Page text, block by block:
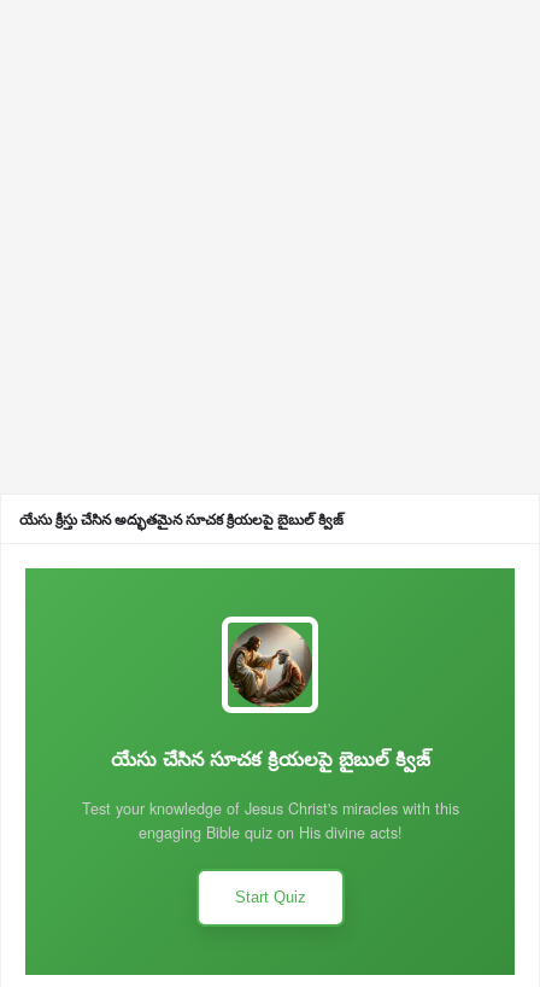
యేసు క్రీస్తు చేసిన అద్భుతమైన సూచక క్రియలపై బైబుల్ క్విజ్
యేసు చేసిన సూచక క్రియలపై బైబుల్ క్విజ్
Test your knowledge of Jesus Christ's miracles with this
engaging Bible quiz on His divine acts!
Start Quiz